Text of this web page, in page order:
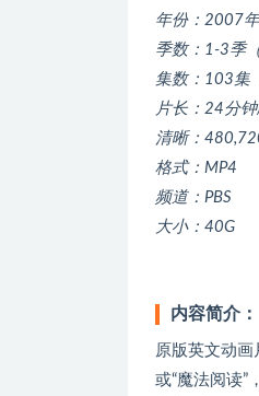
年份：2007年
季数：1-3季（
集数：103集
片长：24分
清晰：
格式：MP4
频道：PBS
大小：40G
内容简介：
原版英文动画
或“魔法阅读”